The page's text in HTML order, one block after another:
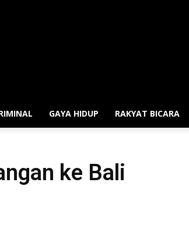
GAYA HIDUP RAKYAT BICARA
ke Bali